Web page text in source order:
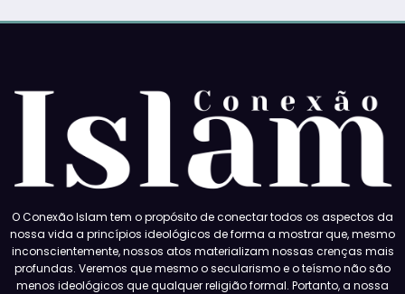
O Conexão Islam tem o propósito de conectar todos os aspectos da
nossa vida a princípios ideológicos de forma a mostrar que, mesmo
inconscientemente, nossos atos materializam nossas crenças mais
profundas. Veremos que mesmo o secularismo e o teísmo não são
menos ideológicos que qualquer religião formal. Portanto, a nossa